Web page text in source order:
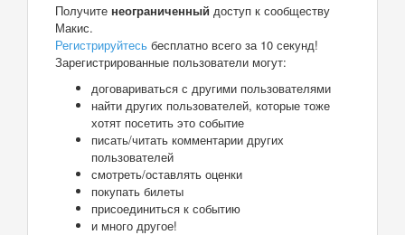
Получите неограниченный доступ к сообществу
Макис.
Регистрируйтесь бесплатно всего за 10 секунд!
Зарегистрированные пользователи могут:
договариваться с другими пользователями
найти других пользователей, которые тоже
хотят посетить это событие
писать/читать комментарии других
пользователей
смотреть/оставлять оценки
покупать билеты
присоединиться к событию
и много другое!